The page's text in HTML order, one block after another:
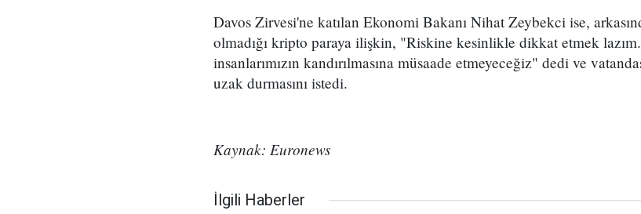
Davos Zirvesi'ne katılan Ekonomi Bakanı Nihat Zeybekci ise,
olmadığı kripto paraya ilişkin, "Riskine kesinlikle dikkat etmek
insanlarımızın kandırılmasına müsaade etmeyeceğiz" dedi ve
uzak durmasını istedi.
Kaynak: Euronews
İlgili Haberler